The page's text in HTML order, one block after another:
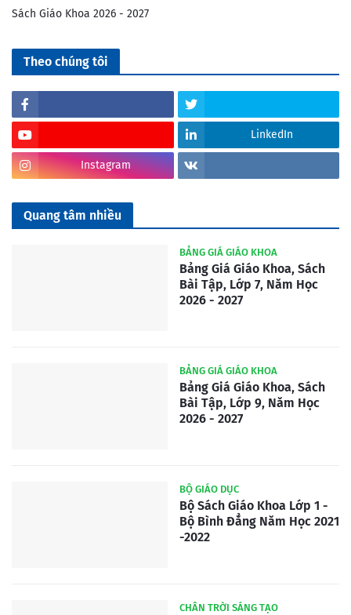
Sách Giáo Khoa 2026 - 2027
Theo chúng tôi
LinkedIn
Instagram
Quang tâm nhiều
BẢNG GIÁ GIÁO KHOA
Bảng Giá Giáo Khoa, Sách
Bài Tập, Lớp 7, Năm Học
2026 - 2027
BẢNG GIÁ GIÁO KHOA
Bảng Giá Giáo Khoa, Sách
Bài Tập, Lớp 9, Năm Học
2026 - 2027
BỘ GIÁO DỤC
Bộ Sách Giáo Khoa Lớp 1 -
Bộ Bình Đẳng Năm Học 2021
-2022
CHÂN TRỜI SÁNG TẠO